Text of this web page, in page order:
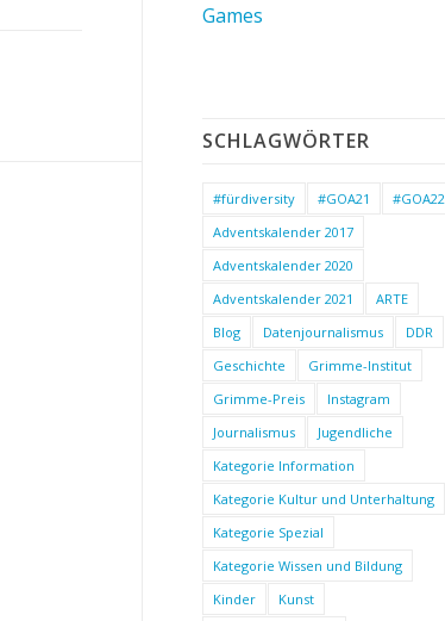
Games
SCHLAGWÖRTER
#fürdiversity #GOA21
#GOA22
Adventskalender 2017
Adventskalender 2020
Adventskalender 2021
ARTE
Blog
Datenjournalismus
DDR
Geschichte
Grimme-Institut
Grimme-Preis
Instagram
Journalismus
Jugendliche
Kategorie Information
Kategorie Kultur und Unterhaltung
Kategorie Spezial
Kategorie Wissen und Bildung
Kinder
Kunst